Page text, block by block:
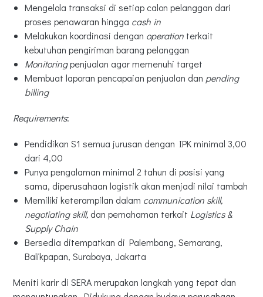
Mengelola transaksi di setiap calon pelanggan dari
proses penawaran hingga cash in
Melakukan koordinasi dengan operation terkait
kebutuhan pengiriman barang pelanggan
Monitoringpenjualan agar memenuhi target
Membuat laporan pencapaian penjualan dan pending
billing
Requirements:
Pendidikan S1 semua jurusan dengan IPK minimal 3,00
dari 4,00
Punya pengalaman minimal 2 tahun di posisi yang
sama, diperusahaan logistik akan menjadi nilai tambah
Memiliki keterampilan dalam communication skill,
negotiating skill, dan pemahaman terkait Logistics &
Supply Chain
Bersedia ditempatkan di Palembang, Semarang,
Balikpapan, Surabaya, Jakarta
Meniti karir di SERA merupakan langkah yang tepat dan